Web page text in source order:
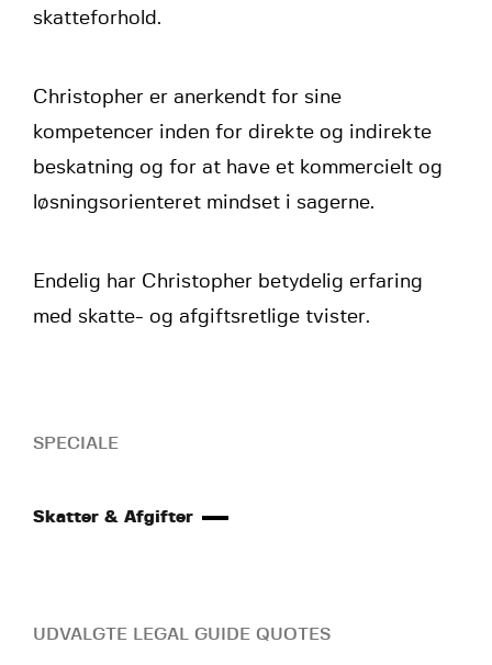
skatteforhold.
Christopher er anerkendt for sine
kompetencer inden for direkte og indirekte
beskatning og for at have et kommercielt og
løsningsorienteret mindset i sagerne.
Endelig har Christopher betydelig erfaring
med skatte- og afgiftsretlige tvister.
SPECIALE
Skatter & Afgifter
UDVALGTE LEGAL GUIDE QUOTES